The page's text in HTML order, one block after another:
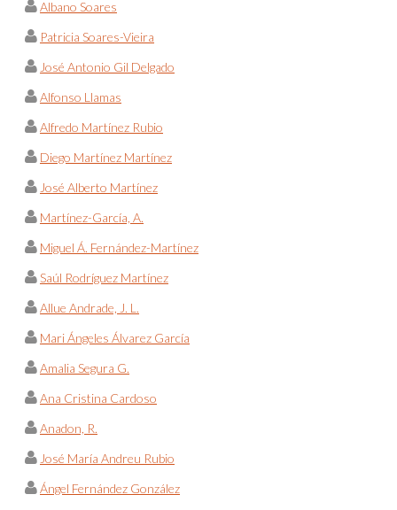
Albano Soares
Patricia Soares-Vieira
José Antonio Gil Delgado
Alfonso Llamas
Alfredo Martínez Rubio
Diego Martínez Martínez
José Alberto Martínez
Martínez-García, A.
Miguel Á. Fernández-Martínez
Saúl Rodríguez Martínez
Allue Andrade, J. L.
Mari Ángeles Álvarez García
Amalia Segura G.
Ana Cristina Cardoso
Anadon, R.
José María Andreu Rubio
Ángel Fernández González